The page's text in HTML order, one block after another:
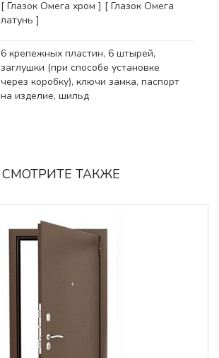
[ Глазок Омега хром ] [ Глазок Омега
латунь ]
6 крепежных пластин, 6 штырей,
заглушки (при способе установке
через коробку), ключи замка, паспорт
на изделие, шильд
СМОТРИТЕ ТАКЖЕ